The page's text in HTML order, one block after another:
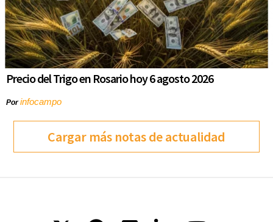
Precio del Trigo en Rosario hoy 6 agosto 2026
Porinfocampo
Cargar más notas de actualidad